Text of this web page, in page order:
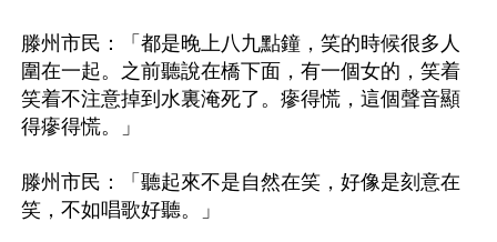
滕州市民：「都是晚上八九點鐘，笑的時候很多人
圍在一起。之前聽說在橋下面，有一個女的，笑着
笑着不注意掉到水裏淹死了。瘮得慌，這個聲音顯
得瘮得慌。」
滕州市民：「聽起來不是自然在笑，好像是刻意在
笑，不如唱歌好聽。」